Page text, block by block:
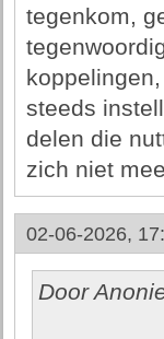
tegenkom,
steeds
delen die
zich niet
02-06-2026,
Door